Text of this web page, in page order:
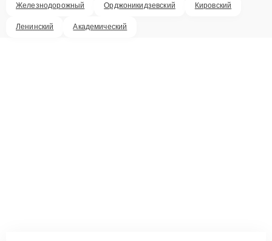
Железнодорожный Орджоникидзевский Кировский
Ленинский Академический